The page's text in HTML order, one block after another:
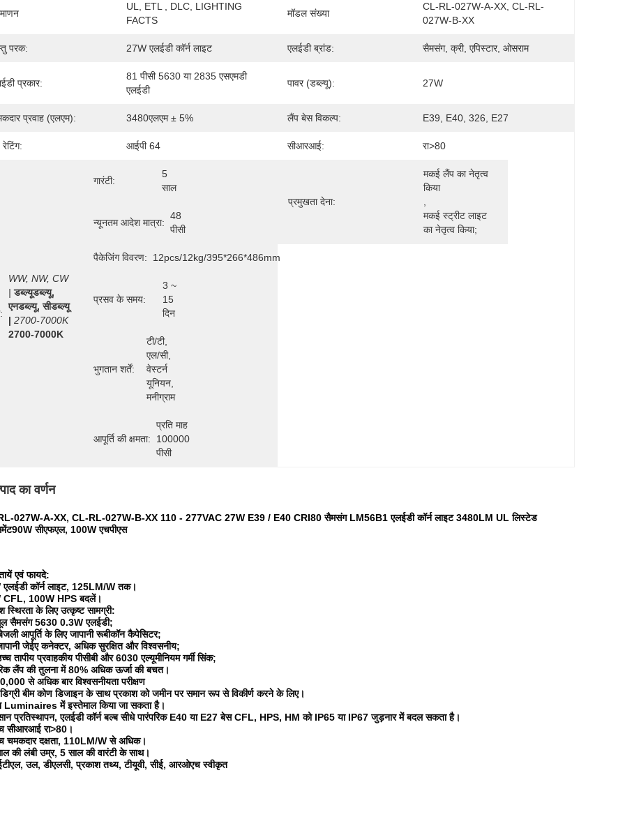
UL, ETL , DLC, LIGHTING
FACTS
मॉडल संख्या
CL-RL-027W-A-XX, CL-RL-
027W-B-XX
परक: 27W एलईडी कॉर्न लाइट एलईडी ब्रांड: सैमसंग, क्री, एपिस्टार, ओसराम
प्रकार:
81 पीसी 5630 या 2835 एसएमडी
एलईडी
पावर (डब्ल्यू): 27W
प्रवाह (एलएम): 3480एलएम ± 5% लैंप बेस विकल्प: E39, E40, 326, E27
आईपी ​​64 सीआरआई: रा>80
WW, NW, CW
| डब्ल्यूडब्ल्यू,
एनडब्ल्यू, सीडब्ल्यू
| 2700-7000K
2700-7000K
गारंटी:
5
साल
न्यूनतम आदेश मात्रा:
48
पीसी
पैकेजिंग विवरण: 12pcs/12kg/395*266*486mm
प्रसव के समय:
3 ~
15
दिन
भुगतान शर्तें:
टी/टी,
एल/सी,
वेस्टर्न
यूनियन,
मनीग्राम
आपूर्ति की क्षमता:
प्रति माह
100000
पीसी
प्रमुखता देना:
मकई लैंप का नेतृत्व
किया
मकई स्ट्रीट लाइट
का नेतृत्व किया;
का वर्णन
027W-A-XX, CL-RL-027W-B-XX 110 - 277VAC 27W E39 / E40 CRI80 सैमसंग LM56B1 एलईडी कॉर्न लाइट 3480LM UL लिस्टेड
90W सीएफएल, 100W एचपीएस
एवं फायदे:
कॉर्न लाइट, 125LM/W तक।
CFL, 100W HPS बदलें।
स्थिरता के लिए उत्कृष्ट सामग्री:
सैमसंग 5630 0.3W एलईडी;
आपूर्ति के लिए जापानी रूबीकॉन कैपेसिटर;
जेईए कनेक्टर, अधिक सुरक्षित और विश्वसनीय;
तापीय प्रवाहकीय पीसीबी और 6030 एल्यूमीनियम गर्मी सिंक;
लैंप की तुलना में 80% अधिक ऊर्जा की बचत।
से अधिक बार विश्वसनीयता परीक्षण
बीम कोण डिजाइन के साथ प्रकाश को जमीन पर समान रूप से विकीर्ण करने के लिए।
Luminaires में इस्तेमाल किया जा सकता है।
प्रतिस्थापन, एलईडी कॉर्न बल्ब सीधे पारंपरिक E40 या E27 बेस CFL, HPS, HM को IP65 या IP67 जुड़नार में बदल सकता है।
सीआरआई रा>80।
चमकदार दक्षता, 110LM/W से अधिक।
की लंबी उम्र, 5 साल की वारंटी के साथ।
उल, डीएलसी, प्रकाश तथ्य, टीयूवी, सीई, आरओएच स्वीकृत